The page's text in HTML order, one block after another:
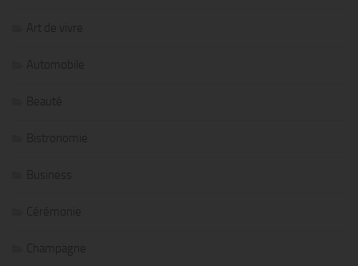
Art de vivre
Automobile
Beauté
Bistronomie
Business
Cérémonie
Champagne